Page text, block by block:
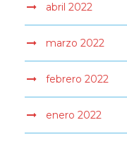
abril 2022
marzo 2022
febrero 2022
enero 2022